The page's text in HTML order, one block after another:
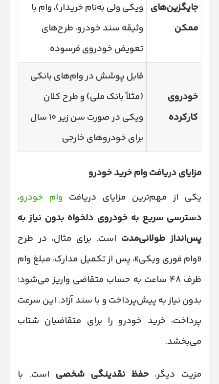
جایگزین‌های
ممکن
ویکی ولی به‌نام خریدار)، وام با
وثیقه سند خودرو، طرح‌های
تعویض خودروی فرسوده
خودروی
کارکرده
قابل پوشش در وام‌های بانکی
(مثلاً بانک ملی) و طرح کلان
ویکی در صورت سن زیر ۱۰ سال
برای خودروهای خارجی
مزایای دریافت وام خرید خودرو
یکی از مهم‌ترین مزایای دریافت وام خودرو،
دسترسی سریع به خودروی دلخواه بدون نیاز به
پس‌انداز طولانی‌مدت است. برای مثال، در طرح
«وام فوری ویکی»، پس از تکمیل مدارک، مبلغ وام
ظرف ۴۸ ساعت به حساب متقاضی واریز می‌شود؛
بدون نیاز به پیش‌پرداخت و با سند آزاد. این سرعت
پرداخت، خرید خودرو را برای متقاضیان شتاب
می‌بخشد.
مزیت دیگر، حفظ نقدینگی شخصی است. با